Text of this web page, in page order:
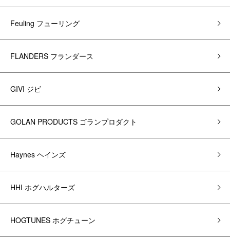
Feuling フューリング
FLANDERS フランダース
GIVI ジビ
GOLAN PRODUCTS ゴランプロダクト
Haynes ヘインズ
HHI ホグハルターズ
HOGTUNES ホグチューン